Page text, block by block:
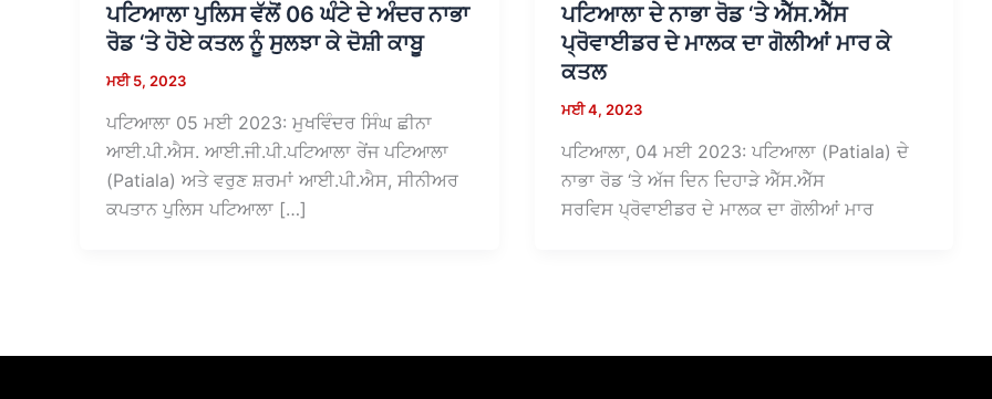
ਪਟਿਆਲਾ ਪੁਲਿਸ ਵੱਲੋਂ 06 ਘੰਟੇ ਦੇ ਅੰਦਰ ਨਾਭਾ
ਰੋਡ ‘ਤੇ ਹੋਏ ਕਤਲ ਨੂੰ ਸੁਲਝਾ ਕੇ ਦੋਸ਼ੀ ਕਾਬੂ
ਮਈ 5, 2023
ਪਟਿਆਲਾ 05 ਮਈ 2023: ਮੁਖਵਿੰਦਰ ਸਿੰਘ ਛੀਨਾ
ਆਈ.ਪੀ.ਐਸ. ਆਈ.ਜੀ.ਪੀ.ਪਟਿਆਲਾ ਰੇਂਜ ਪਟਿਆਲਾ
(Patiala) ਅਤੇ ਵਰੁਣ ਸ਼ਰਮਾਂ ਆਈ.ਪੀ.ਐਸ, ਸੀਨੀਅਰ
ਕਪਤਾਨ ਪੁਲਿਸ ਪਟਿਆਲਾ […]
ਪਟਿਆਲਾ ਦੇ ਨਾਭਾ ਰੋਡ ‘ਤੇ ਐੱਸ.ਐੱਸ
ਪ੍ਰੋਵਾਈਡਰ ਦੇ ਮਾਲਕ ਦਾ ਗੋਲੀਆਂ ਮਾਰ ਕੇ
ਕਤਲ
ਮਈ 4, 2023
ਪਟਿਆਲਾ, 04 ਮਈ 2023: ਪਟਿਆਲਾ (Patiala) ਦੇ
ਨਾਭਾ ਰੋਡ ‘ਤੇ ਅੱਜ ਦਿਨ ਦਿਹਾੜੇ ਐੱਸ.ਐੱਸ
ਸਰਵਿਸ ਪ੍ਰੋਵਾਈਡਰ ਦੇ ਮਾਲਕ ਦਾ ਗੋਲੀਆਂ ਮਾਰ